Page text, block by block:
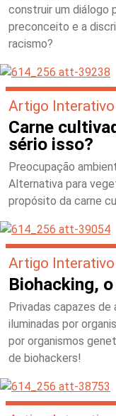
construir um diálogo
preconceito e a
racismo?
Artigo Interativo
Carne
sério isso?
Preocupação
Alternativa para
propósito da carne
Artigo Interativo
Biohacking,
Privadas capazes de
iluminadas por
por organismos
de biohackers!